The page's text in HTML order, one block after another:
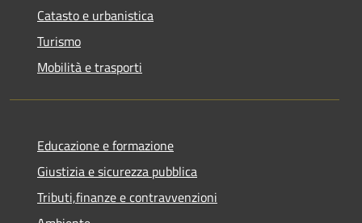
Catasto e urbanistica
Turismo
Mobilità e trasporti
Educazione e formazione
Giustizia e sicurezza pubblica
Tributi,finanze e contravvenzioni